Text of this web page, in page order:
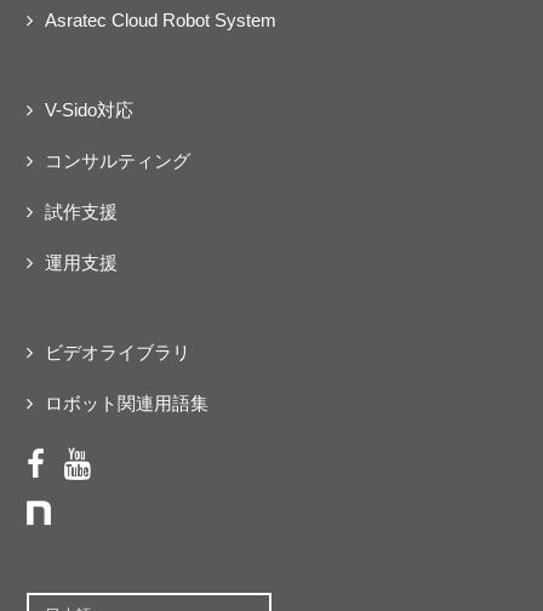
Asratec Cloud Robot System
V-Sido対応
コンサルティング
試作支援
運用支援
ビデオライブラリ
ロボット関連用語集